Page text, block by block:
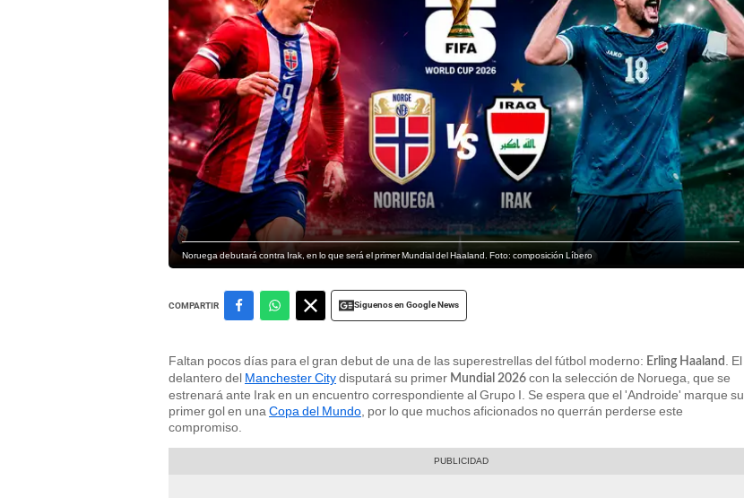
Noruega debutará contra Irak, en lo que será el primer Mundial del Haaland. Foto: composición Líbero
COMPARTIR Siguenos en Google News
Faltan pocos días para el gran debut de una de las superestrellas del fútbol moderno: Erling Haaland
. El
delantero del Manchester Citydisputará su primer Mundial 2026 con la selección de Noruega, que se
estrenará ante Irak en un encuentro correspondiente al Grupo I. Se espera que el 'Androide' marque su
primer gol en una Copa del Mundo , por lo que muchos aficionados no querrán perderse este
compromiso.